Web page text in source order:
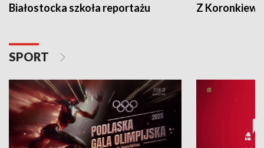
Białostocka szkoła reportażu Z
SPORT